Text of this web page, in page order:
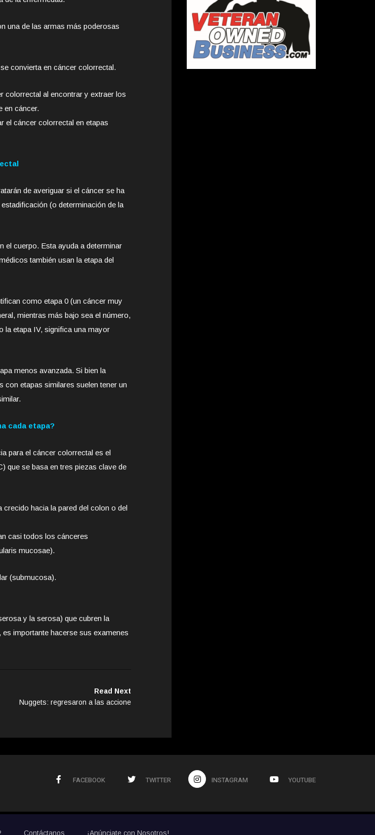
una de las armas más poderosas
convierta en cáncer colorrectal.
colorrectal al encontrar y extraer los
en cáncer.
el cáncer colorrectal en etapas
de averiguar si el cáncer se ha
(o determinación de la
el cuerpo. Esta ayuda a determinar
también usan la etapa del
como etapa 0 (un cáncer muy
mientras más bajo sea el número,
la etapa IV, significa una mayor
menos avanzada. Si bien la
con etapas similares suelen tener un
cada etapa?
para el cáncer colorrectal es el
que se basa en tres piezas clave de
hacia la pared del colon o del
casi todos los cánceres
mucosae).
(submucosa).
y la serosa) que cubren la
importante hacerse sus examenes
Read Next
Nuggets: regresaron a las accione
FACEBOOK TWITTER INSTAGRAM YOUTUBE
Contáctanos ¡Anúnciate con Nosotros!